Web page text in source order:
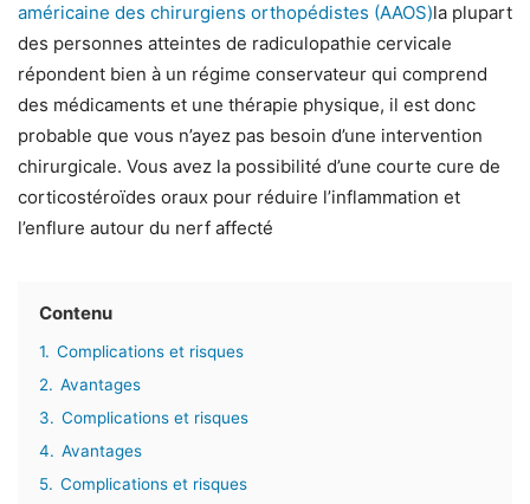
américaine des chirurgiens orthopédistes (AAOS)la plupart
des personnes atteintes de radiculopathie cervicale
répondent bien à un régime conservateur qui comprend
des médicaments et une thérapie physique, il est donc
probable que vous n’ayez pas besoin d’une intervention
chirurgicale. Vous avez la possibilité d’une courte cure de
corticostéroïdes oraux pour réduire l’inflammation et
l’enflure autour du nerf affecté
Contenu
1. Complications et risques
2. Avantages
3. Complications et risques
4. Avantages
5. Complications et risques